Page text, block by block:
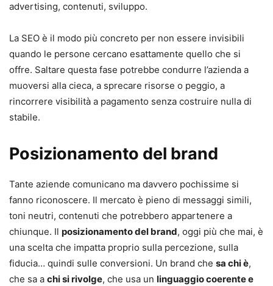
advertising, contenuti, sviluppo.
La SEO è il modo più concreto per non essere invisibili
quando le persone cercano esattamente quello che si
offre. Saltare questa fase potrebbe condurre l’azienda a
muoversi alla cieca, a sprecare risorse o peggio, a
rincorrere visibilità a pagamento senza costruire nulla di
stabile.
Posizionamento del brand
Tante aziende comunicano ma davvero pochissime si
fanno riconoscere. Il mercato è pieno di messaggi simili,
toni neutri, contenuti che potrebbero appartenere a
chiunque. Il posizionamento del brand, oggi più che mai, è
una scelta che impatta proprio sulla percezione, sulla
fiducia… quindi sulle conversioni. Un brand che sa chi è,
che sa a chi si rivolge, che usa un linguaggio coerente e